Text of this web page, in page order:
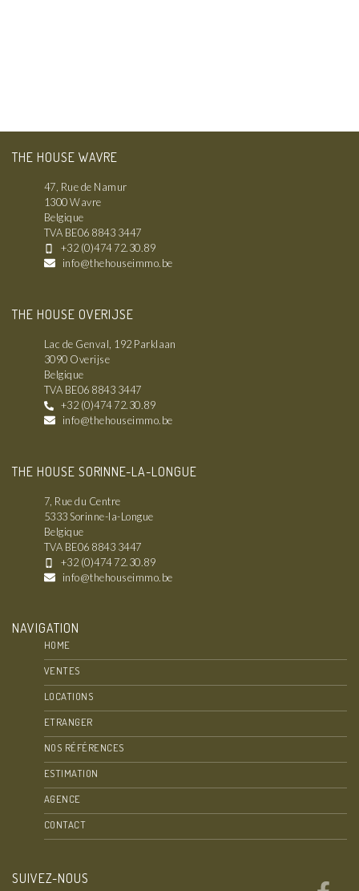
THE HOUSE WAVRE
47, Rue de Namur
1300 Wavre
Belgique
TVA BE06 8843 3447
+32 (0)474 72.30.89
info@thehouseimmo.be
THE HOUSE OVERIJSE
Lac de Genval, 192 Parklaan
3090 Overijse
Belgique
TVA BE06 8843 3447
+32 (0)474 72.30.89
info@thehouseimmo.be
THE HOUSE SORINNE-LA-LONGUE
7, Rue du Centre
5333 Sorinne-la-Longue
Belgique
TVA BE06 8843 3447
+32 (0)474 72.30.89
info@thehouseimmo.be
NAVIGATION
HOME
VENTES
LOCATIONS
ETRANGER
NOS RÉFÉRENCES
ESTIMATION
AGENCE
CONTACT
SUIVEZ-NOUS